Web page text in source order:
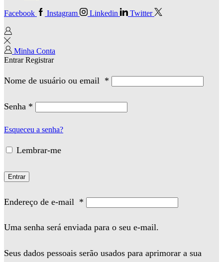
Facebook Instagram Linkedin Twitter
Minha Conta
EntrarRegistrar
Nome de usuário ou email *
Senha *
Esqueceu a senha?
Lembrar-me
Entrar
Endereço de e-mail *
Uma senha será enviada para o seu e-mail.
Seus dados pessoais serão usados para aprimorar a sua